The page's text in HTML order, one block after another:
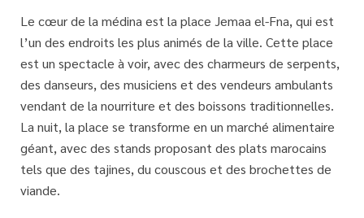
Le cœur de la médina est la place Jemaa el-Fna, qui est
l’un des endroits les plus animés de la ville. Cette place
est un spectacle à voir, avec des charmeurs de serpents,
des danseurs, des musiciens et des vendeurs ambulants
vendant de la nourriture et des boissons traditionnelles.
La nuit, la place se transforme en un marché alimentaire
géant, avec des stands proposant des plats marocains
tels que des tajines, du couscous et des brochettes de
viande.